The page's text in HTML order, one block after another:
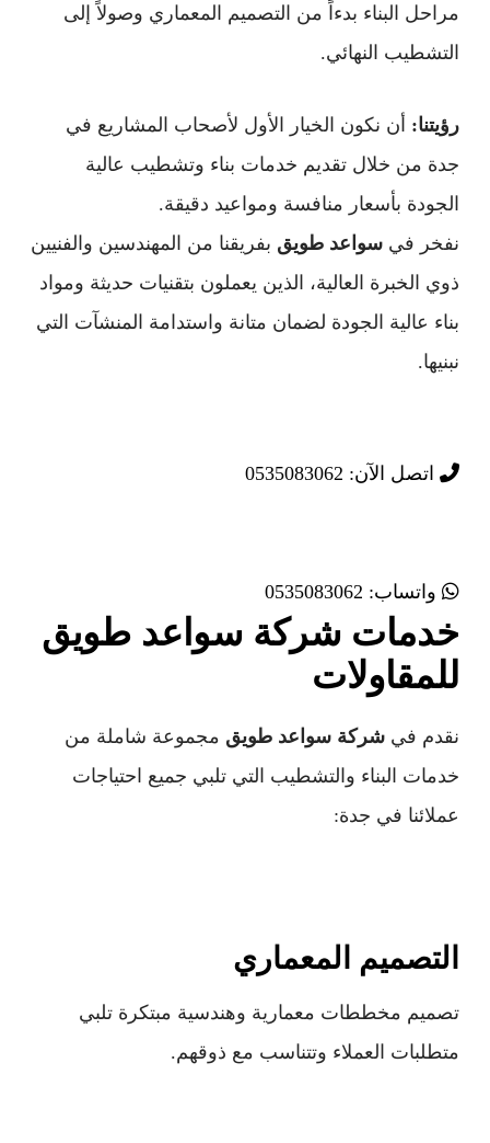
مراحل البناء بدءاً من التصميم المعماري وصولاً إلى
التشطيب النهائي.
رؤيتنا: أن نكون الخيار الأول لأصحاب المشاريع في
جدة من خلال تقديم خدمات بناء وتشطيب عالية
الجودة بأسعار منافسة ومواعيد دقيقة.
نفخر في سواعد طويق بفريقنا من المهندسين والفنيين
ذوي الخبرة العالية، الذين يعملون بتقنيات حديثة ومواد
بناء عالية الجودة لضمان متانة واستدامة المنشآت التي
نبنيها.
اتصل الآن: 0535083062
واتساب: 0535083062
خدمات شركة سواعد طويق
للمقاولات
نقدم في شركة سواعد طويق مجموعة شاملة من
خدمات البناء والتشطيب التي تلبي جميع احتياجات
عملائنا في جدة:
التصميم المعماري
تصميم مخططات معمارية وهندسية مبتكرة تلبي
متطلبات العملاء وتتناسب مع ذوقهم.